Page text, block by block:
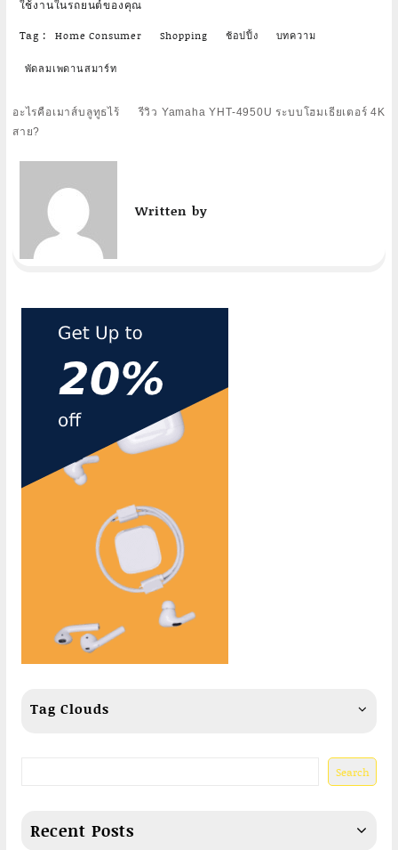
ใช้งานในรถยนต์ของคุณ
Tag :
Home Consumer Shopping ช้อปปิ้ง บทความ
พัดลมเพดานสมาร์ท
Post
navigation
อะไรคือเมาส์บลูทูธไร้
สาย?
รีวิว Yamaha YHT-4950U ระบบโฮมเธียเตอร์ 4K
Written by
Tag Clouds
Search
Recent Posts